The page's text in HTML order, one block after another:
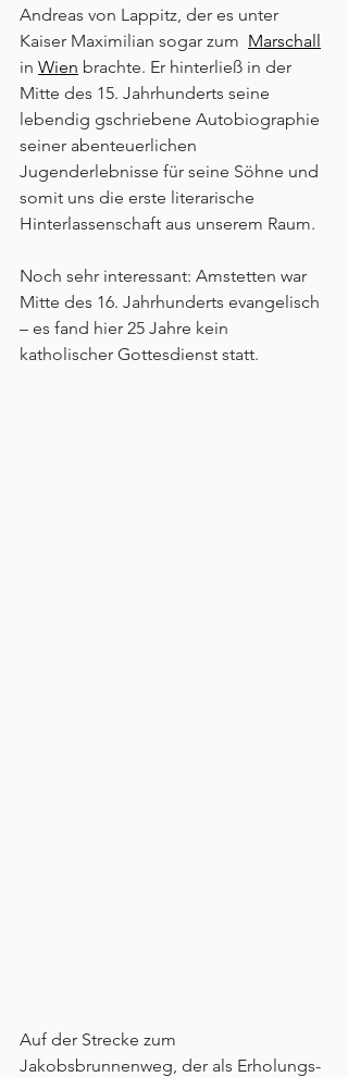
Andreas von Lappitz, der es unter
Kaiser Maximilian sogar zum Marschall
in Wien brachte. Er hinterließ in der
Mitte des 15. Jahrhunderts seine
lebendig gschriebene Autobiographie
seiner abenteuerlichen
Jugenderlebnisse für seine Söhne und
somit uns die erste literarische
Hinterlassenschaft aus unserem Raum.
Noch sehr interessant: Amstetten war
Mitte des 16. Jahrhunderts evangelisch
– es fand hier 25 Jahre kein
katholischer Gottesdienst statt.
Auf der Strecke zum
Jakobsbrunnenweg, der als Erholungs-